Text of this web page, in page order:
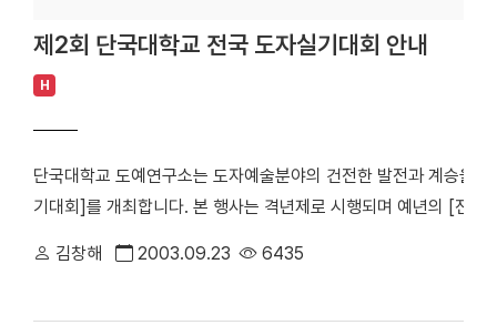
제2회 단국대학교 전국 도자실기대회 안내
H
단국대학교 도예연구소는 도자예술분야의 건전한 발전과 계승을
기대회]를 개최합니다. 본 행사는 격년제로 시행되며 예년의 [전
1. 행사명 : 제2회 단국대학교 전국도자실기대회 2. 대회일 :
김창해 2003.09.23 6435